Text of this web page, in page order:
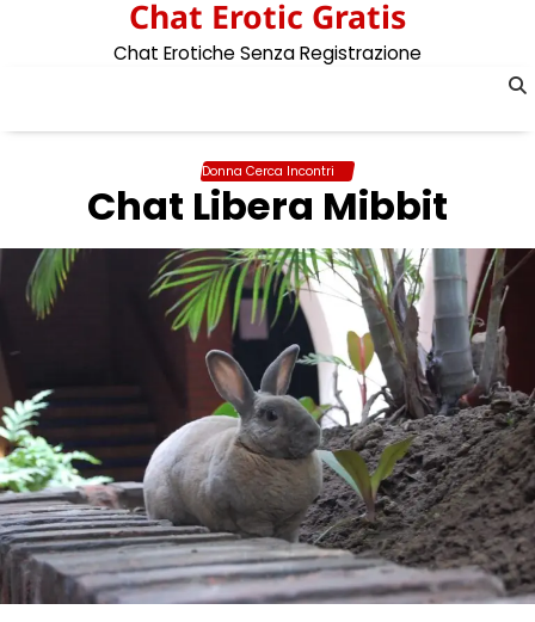
Chat Erotic Gratis
Chat Erotiche Senza Registrazione
Donna Cerca Incontri
Chat Libera Mibbit